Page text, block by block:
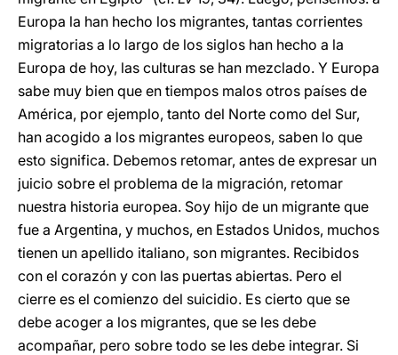
Europa la han hecho los migrantes, tantas corrientes
migratorias a lo largo de los siglos han hecho a la
Europa de hoy, las culturas se han mezclado. Y Europa
sabe muy bien que en tiempos malos otros países de
América, por ejemplo, tanto del Norte como del Sur,
han acogido a los migrantes europeos, saben lo que
esto significa. Debemos retomar, antes de expresar un
juicio sobre el problema de la migración, retomar
nuestra historia europea. Soy hijo de un migrante que
fue a Argentina, y muchos, en Estados Unidos, muchos
tienen un apellido italiano, son migrantes. Recibidos
con el corazón y con las puertas abiertas. Pero el
cierre es el comienzo del suicidio. Es cierto que se
debe acoger a los migrantes, que se les debe
acompañar, pero sobre todo se les debe integrar. Si